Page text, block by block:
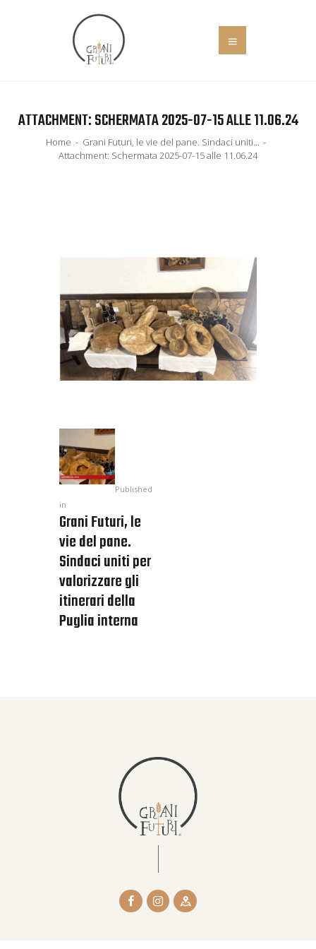
ATTACHMENT: SCHERMATA 2025-07-15 ALLE 11.06.24
Home
Grani Futuri, le vie del pane. Sindaci uniti...
Attachment: Schermata 2025-07-15 alle 11.06.24
COS’È
EVENTI
Published
in
Grani Futuri, le
vie del pane.
Sindaci uniti per
valorizzare gli
itinerari della
Puglia interna